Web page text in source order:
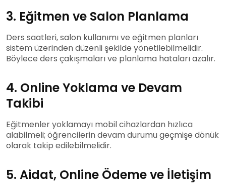
3. Eğitmen ve Salon Planlama
Ders saatleri, salon kullanımı ve eğitmen planları
sistem üzerinden düzenli şekilde yönetilebilmelidir.
Böylece ders çakışmaları ve planlama hataları azalır.
4. Online Yoklama ve Devam
Takibi
Eğitmenler yoklamayı mobil cihazlardan hızlıca
alabilmeli; öğrencilerin devam durumu geçmişe dönük
olarak takip edilebilmelidir.
5. Aidat, Online Ödeme ve İletişim